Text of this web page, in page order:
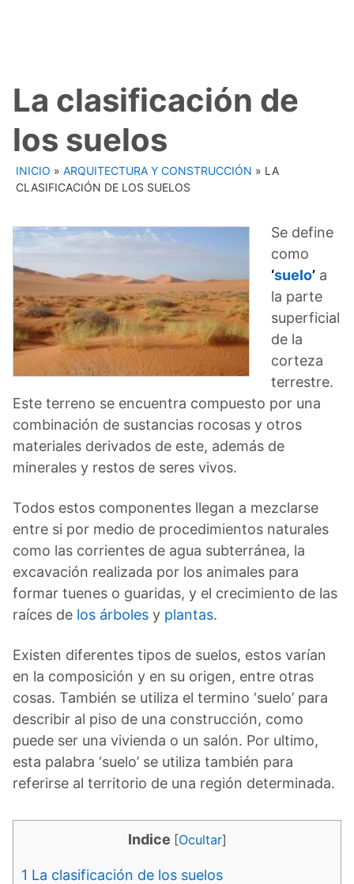
La clasificación de
los suelos
INICIO » ARQUITECTURA Y CONSTRUCCIÓN » LA
CLASIFICACIÓN DE LOS SUELOS
Se define
como
‘suelo’ a
la parte
superficial
de la
corteza
terrestre.
Este terreno se encuentra compuesto por una
combinación de sustancias rocosas y otros
materiales derivados de este, además de
minerales y restos de seres vivos.
Todos estos componentes llegan a mezclarse
entre si por medio de procedimientos naturales
como las corrientes de agua subterránea, la
excavación realizada por los animales para
formar tuenes o guaridas, y el crecimiento de las
raíces de los árboles y plantas.
Existen diferentes tipos de suelos, estos varían
en la composición y en su origen, entre otras
cosas. También se utiliza el termino ‘suelo’ para
describir al piso de una construcción, como
puede ser una vivienda o un salón. Por ultimo,
esta palabra ‘suelo’ se utiliza también para
referirse al territorio de una región determinada.
Indice [Ocultar]
1 La clasificación de los suelos